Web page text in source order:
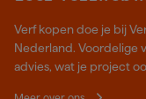
Verf kopen doe je bij
Nederland. Voordelige
advies, wat je project